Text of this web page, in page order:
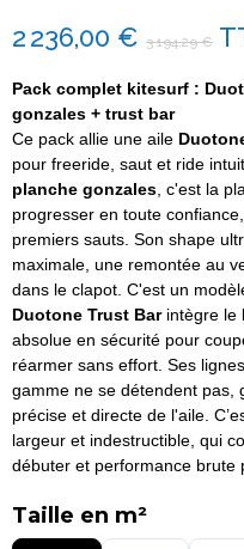
2 236,00 € 3 194,29 €
Pack complet kitesurf :
gonzales + trust bar
Ce pack allie une aile
pour freeride, saut et ride
planche gonzales, c'est la
progresser en toute
premiers sauts. Son shape
maximale, une remontée au
dans le clapot. C'est un
Duotone Trust Barintègre le
absolue en sécurité pour
réarmer sans effort. Ses lignes
gamme ne se détendent pas,
précise et directe de l'aile.
largeur et indestructible, qui
débuter et performance brute
Taille en m²